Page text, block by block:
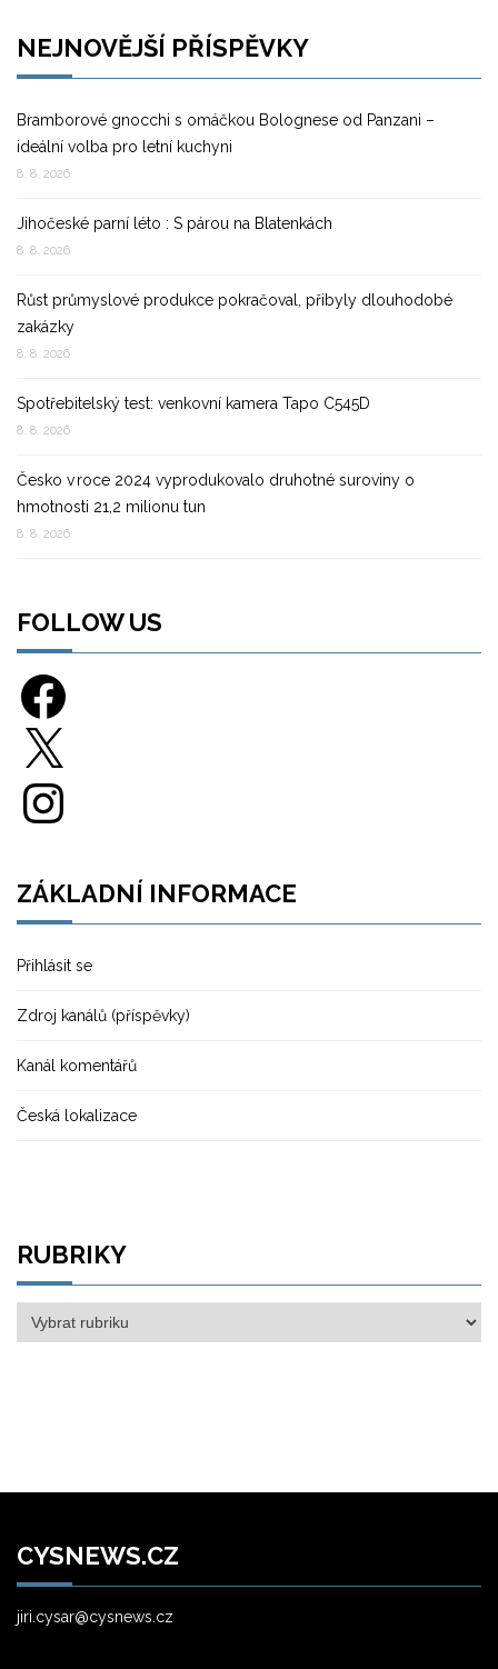
NEJNOVĚJŠÍ PŘÍSPĚVKY
Bramborové gnocchi s omáčkou Bolognese od Panzani –
ideální volba pro letní kuchyni
8. 8. 2026
Jihočeské parní léto : S párou na Blatenkách
8. 8. 2026
Růst průmyslové produkce pokračoval, přibyly dlouhodobé
zakázky
8. 8. 2026
Spotřebitelský test: venkovní kamera Tapo C545D
8. 8. 2026
Česko v roce 2024 vyprodukovalo druhotné suroviny o
hmotnosti 21,2 milionu tun
8. 8. 2026
FOLLOW US
Facebook
Instagram
ZÁKLADNÍ INFORMACE
Přihlásit se
Zdroj kanálů (příspěvky)
Kanál komentářů
Česká lokalizace
RUBRIKY
Rubriky
CYSNEWS.CZ
jiri.cysar@cysnews.cz